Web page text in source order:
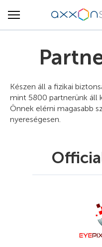
Készen áll a fizikai
mint 5800 partnerünk áll
Önnek elérni magasabb
nyereségesen.